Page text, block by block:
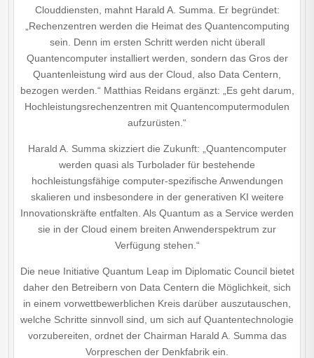
Clouddiensten, mahnt Harald A. Summa. Er begründet:
„Rechenzentren werden die Heimat des Quantencomputing
sein. Denn im ersten Schritt werden nicht überall
Quantencomputer installiert werden, sondern das Gros der
Quantenleistung wird aus der Cloud, also Data Centern,
bezogen werden.“ Matthias Reidans ergänzt: „Es geht darum,
Hochleistungs­rechenzentren mit Quantencomputermodulen
aufzurüsten.“
Harald A. Summa skizziert die Zukunft: „Quantencomputer
werden quasi als Turbolader für bestehende
hochleistungsfähige computer-spezifische Anwendungen
skalieren und insbesondere in der generativen KI weitere
Innovationskräfte entfalten. Als Quantum as a Service werden
sie in der Cloud einem breiten Anwenderspektrum zur
Verfügung stehen.“
Die neue Initiative Quantum Leap im Diplomatic Council bietet
daher den Betreibern von Data Centern die Möglichkeit, sich
in einem vorwettbewerblichen Kreis darüber auszutauschen,
welche Schritte sinnvoll sind, um sich auf Quantentechnologie
vorzubereiten, ordnet der Chairman Harald A. Summa das
Vorpreschen der Denkfabrik ein.